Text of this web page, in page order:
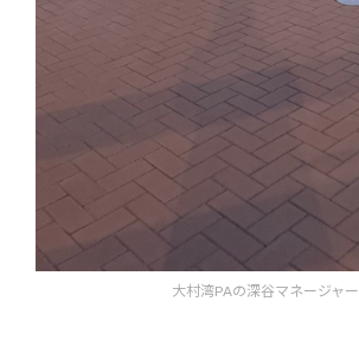
大村湾PAの深谷マネージャー